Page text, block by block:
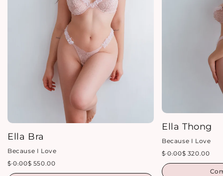
Ella Bra
Because I Love
$ 0.00$ 550.00
Ella Thong
Because I Love
$ 0.00$ 320.00